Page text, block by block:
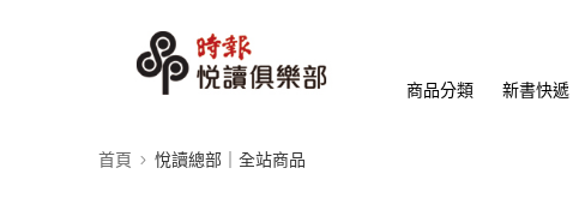
商品分類 新書快遞
首頁 悅讀總部｜全站商品